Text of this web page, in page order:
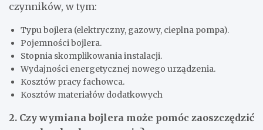
czynników, w tym:
Typu bojlera (elektryczny, gazowy, cieplna pompa).
Pojemności bojlera.
Stopnia skomplikowania instalacji.
Wydajności energetycznej nowego urządzenia.
Kosztów pracy fachowca.
Kosztów materiałów dodatkowych
2. Czy wymiana bojlera może pomóc zaoszczędzić